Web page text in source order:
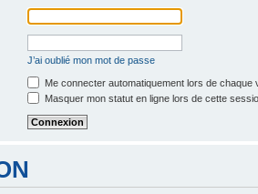
J’ai oublié mon mot de passe
Me connecter automatiquement lors de chaque
Masquer mon statut en ligne lors de cette